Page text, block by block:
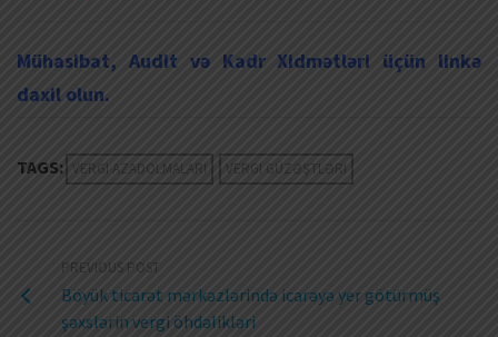
Mühasibat, Audit və Kadr Xidmətləri üçün linkə
daxil olun.
TAGS: VERGI AZADOLMALARI VERGI GÜZƏŞTLƏRI
PREVIOUS POST
Böyük ticarət mərkəzlərində icarəyə yer götürmüş
şəxslərin vergi öhdəlikləri